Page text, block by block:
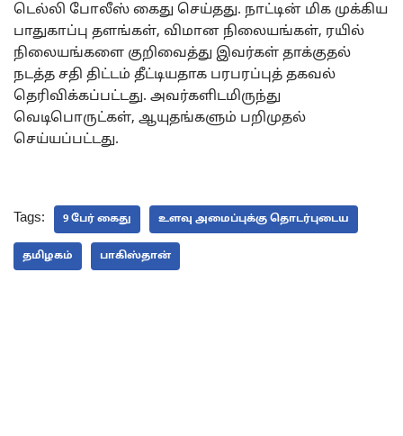
டெல்லி போலீஸ் கைது செய்தது. நாட்டின் மிக முக்கிய
பாதுகாப்பு தளங்கள், விமான நிலையங்கள், ரயில்
நிலையங்களை குறிவைத்து இவர்கள் தாக்குதல்
நடத்த சதி திட்டம் தீட்டியதாக பரபரப்புத் தகவல்
தெரிவிக்கப்பட்டது. அவர்களிடமிருந்து
வெடிபொருட்கள், ஆயுதங்களும் பறிமுதல்
செய்யப்பட்டது.
Tags: 9 பேர் கைது உளவு அமைப்புக்கு தொடர்புடைய
தமிழகம் பாகிஸ்தான்